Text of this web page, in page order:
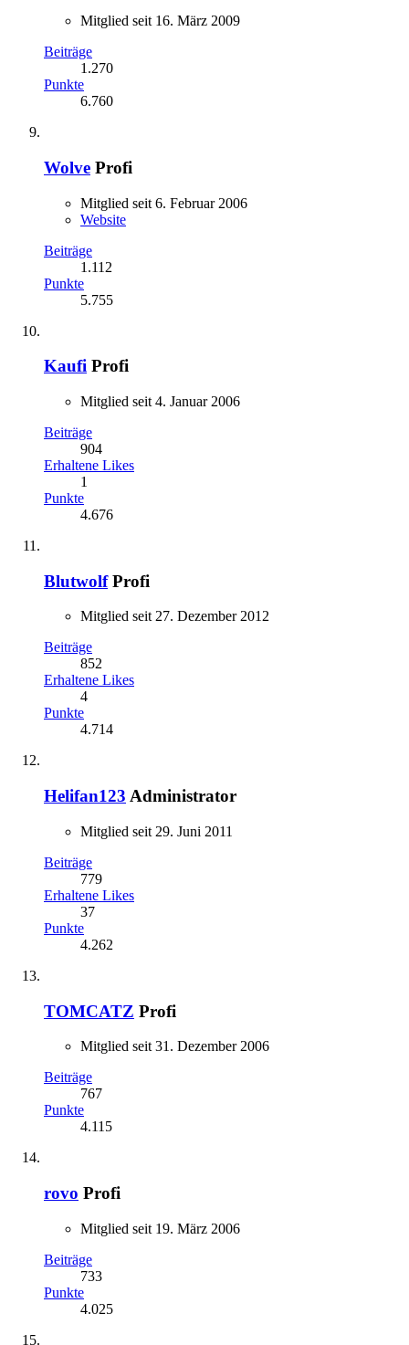
Mitglied seit 16. März 2009
Beiträge
1.270
Punkte
6.760
Wolve Profi
Mitglied seit 6. Februar 2006
Website
Beiträge
1.112
Punkte
5.755
Kaufi Profi
Mitglied seit 4. Januar 2006
Beiträge
904
Erhaltene Likes
1
Punkte
4.676
Blutwolf Profi
Mitglied seit 27. Dezember 2012
Beiträge
852
Erhaltene Likes
4
Punkte
4.714
Helifan123 Administrator
Mitglied seit 29. Juni 2011
Beiträge
779
Erhaltene Likes
37
Punkte
4.262
TOMCATZ Profi
Mitglied seit 31. Dezember 2006
Beiträge
767
Punkte
4.115
rovo Profi
Mitglied seit 19. März 2006
Beiträge
733
Punkte
4.025